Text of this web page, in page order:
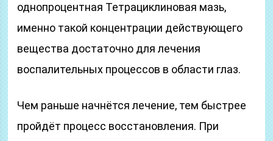
однопроцентная Тетрациклиновая мазь,
именно такой концентрации действующего
вещества достаточно для лечения
воспалительных процессов в области глаз.
Чем раньше начнётся лечение, тем быстрее
пройдёт процесс восстановления. При